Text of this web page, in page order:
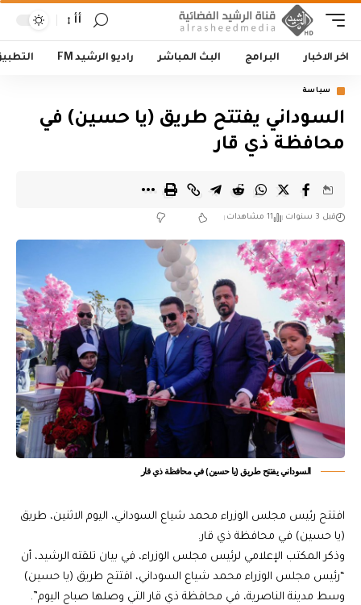
أأ
اخر الاخبار البرامج البث المباشر راديو الرشيد FM
سياسة
السوداني يفتتح طريق (يا حسين) في
محافظة ذي قار
قبل 3 سنوات 11 مشاهدات
السوداني يفتتح طريق (يا حسين) في محافظة ذي قار
افتتح رئيس مجلس الوزراء محمد شياع السوداني، اليوم الاثنين، طريق
(يا حسين) في محافظة ذي قار.
وذكر المكتب الإعلامي لرئيس مجلس الوزراء، في بيان تلقته الرشيد، أن
“رئيس مجلس الوزراء محمد شياع السوداني، افتتح طريق (يا حسين)
وسط مدينة الناصرية، في محافظة ذي قار التي وصلها صباح اليوم”.